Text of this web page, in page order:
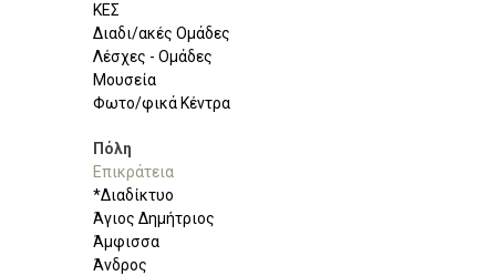
ΚΕΣ
Διαδι/ακές Ομάδες
Λέσχες - Ομάδες
Μουσεία
Φωτο/φικά Κέντρα
Πόλη
Επικράτεια
*Διαδίκτυο
Άγιος Δημήτριος
Άμφισσα
Άνδρος